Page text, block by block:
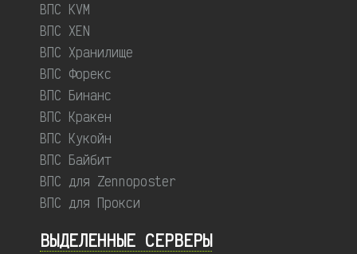
ВПС KVM
ВПС XEN
ВПС Хранилище
ВПС Форекс
ВПС Бинанс
ВПС Кракен
ВПС Кукойн
ВПС Байбит
ВПС для Zennoposter
ВПС для Прокси
ВЫДЕЛЕННЫЕ CЕРВЕРЫ